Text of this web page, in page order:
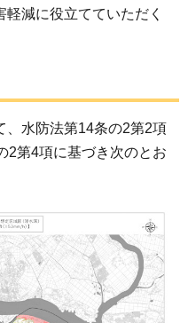
減に役立てていただく
、水防法第14条の2第2項
2第4項に基づき次のとお